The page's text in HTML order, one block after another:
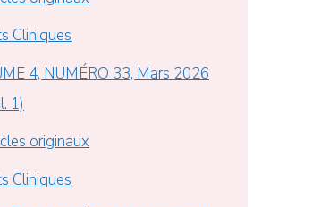
Cliniques
4, NUMÉRO 33, Mars 2026
1)
originaux
Cliniques